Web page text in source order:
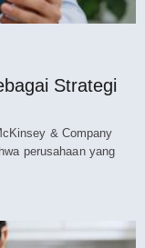
Strategi
& Company
perusahaan yang